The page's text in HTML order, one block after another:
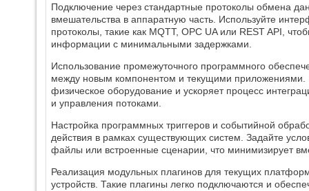
Подключение через стандартные протоколы обмена
вмешательства в аппаратную часть. Используйте
протоколы, такие как MQTT, OPC UA или REST API,
информации с минимальными задержками.
Использование промежуточного программного
между новым компонентом и текущими приложениями.
физическое оборудование и ускоряет процесс
и управления потоками.
Настройка программных триггеров и событийной
действия в рамках существующих систем. Задайте
файлы или встроенные сценарии, что минимизирует
Реализация модульных плагинов для текущих
устройств. Такие плагины легко подключаются и